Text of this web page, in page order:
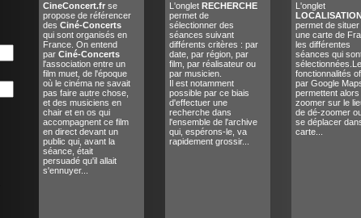
CineConcert.frse
propose de référencer
des Ciné-Concerts
qui sont organisés en
France. On entend
par Ciné-Concerts
l'association entre un
film muet, de l'époque
où le cinéma ne savait
pas faire autre chose,
et des musiciens en
chair et en os qui
accompagnent ce film
en direct devant un
public qui, avant la
séance, était
persuadé qu'il allait
s'ennuyer...
L'onglet RECHERCHE
permet de
sélectionner des
séances suivant
différents critères : par
date, par région, par
film, par réalisateur ou
par musicien.
Il est notamment
possible par ce biais
d'effectuer une
recherche dans
l'ensemble de l'archive
qui, espérons-le, va
rapidement grossir...
L'onglet
permet de
une carte de
les différentes
séances qui
fonctionnalités
par Google
permettent alors
zoomer sur le
de dé-zoomer
se déplacer
carte...